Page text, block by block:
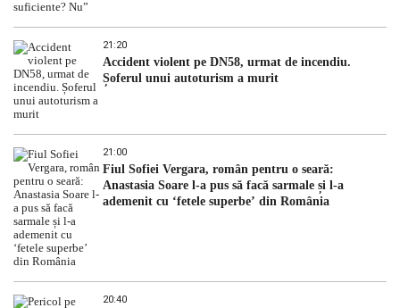
21:20
Accident violent pe DN58, urmat de incendiu.
Șoferul unui autoturism a murit
21:00
Fiul Sofiei Vergara, român pentru o seară:
Anastasia Soare l-a pus să facă sarmale și l-a
ademenit cu ‘fetele superbe’ din România
20:40